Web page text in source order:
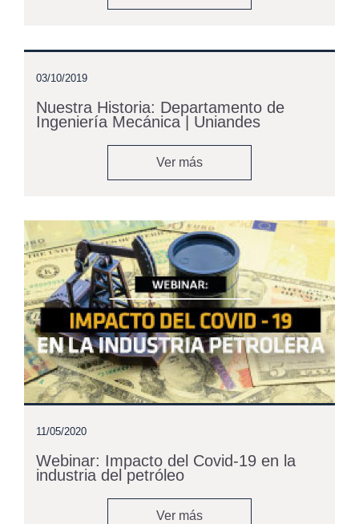
03/10/2019
Nuestra Historia: Departamento de
Ingeniería Mecánica | Uniandes
Ver más
11/05/2020
Webinar: Impacto del Covid-19 en la
industria del petróleo
Ver más